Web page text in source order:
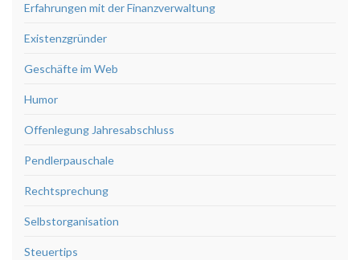
Erfahrungen mit der Finanzverwaltung
Existenzgründer
Geschäfte im Web
Humor
Offenlegung Jahresabschluss
Pendlerpauschale
Rechtsprechung
Selbstorganisation
Steuertips